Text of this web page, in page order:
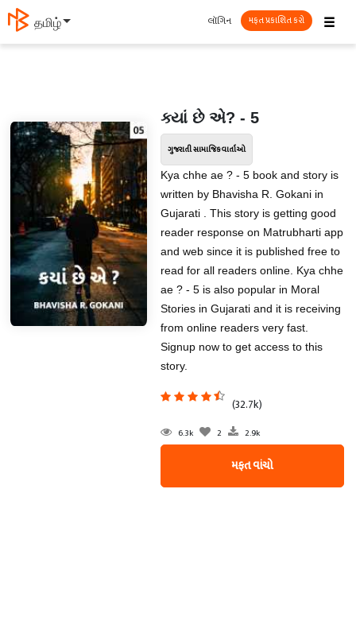
தமிழ் ☰
લૉગિન મફત પ્રકાશિત કરો
ક્યાં છે એ? - 5
ગુજરાતી સામાજિક વાર્તાઓ
Kya chhe ae ? - 5 book and story is
written by Bhavisha R. Gokani in
Gujarati . This story is getting good
reader response on Matrubharti app
and web since it is published free to
read for all readers online. Kya chhe
ae ? - 5 is also popular in Moral
Stories in Gujarati and it is receiving
from online readers very fast.
Signup now to get access to this
story.
(32.7k)
6.3k 2 2.9k
મફત વાંચો